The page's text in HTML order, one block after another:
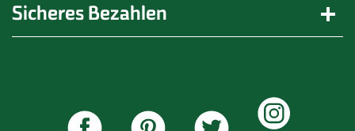
Sicheres Bezahlen